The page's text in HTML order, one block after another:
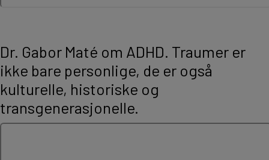
Dr. Gabor Maté om ADHD. Traumer er
ikke bare personlige, de er også
kulturelle, historiske og
transgenerasjonelle.